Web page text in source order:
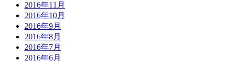
2016年11月
2016年10月
2016年9月
2016年8月
2016年7月
2016年6月